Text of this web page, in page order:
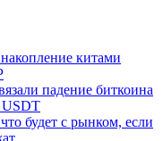
китами
падение биткоина
USDT
будет с рынком, если